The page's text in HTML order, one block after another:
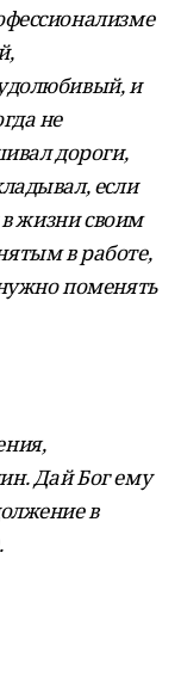
и
не
дороги,
если
в жизни своим
в работе,
поменять
Дай Бог ему
в